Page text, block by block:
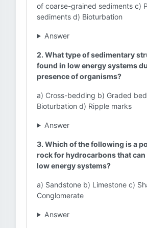
of coarse-grained sediments c)
sediments d) Bioturbation
Answer
2. What type of sedimentary
found in low energy systems
presence of organisms?
a) Cross-bedding b) Graded
Bioturbation d) Ripple marks
Answer
3. Which of the following is a
rock for hydrocarbons that can
low energy systems?
a) Sandstone b) Limestone c)
Conglomerate
Answer